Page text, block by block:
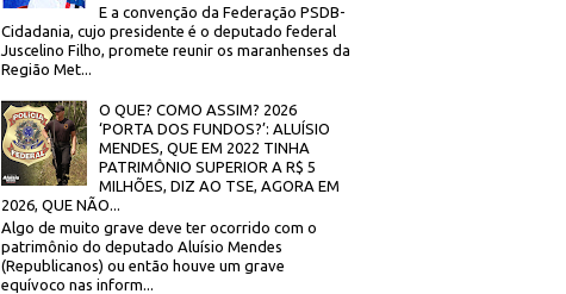
E a convenção da Federação PSDB-
Cidadania, cujo presidente é o deputado federal
Juscelino Filho, promete reunir os maranhenses da
Região Met...
O QUE? COMO ASSIM? 2026
‘PORTA DOS FUNDOS?’: ALUÍSIO
MENDES, QUE EM 2022 TINHA
PATRIMÔNIO SUPERIOR A R$ 5
MILHÕES, DIZ AO TSE, AGORA EM
2026, QUE NÃO...
Algo de muito grave deve ter ocorrido com o
patrimônio do deputado Aluísio Mendes
(Republicanos) ou então houve um grave
equívoco nas inform...